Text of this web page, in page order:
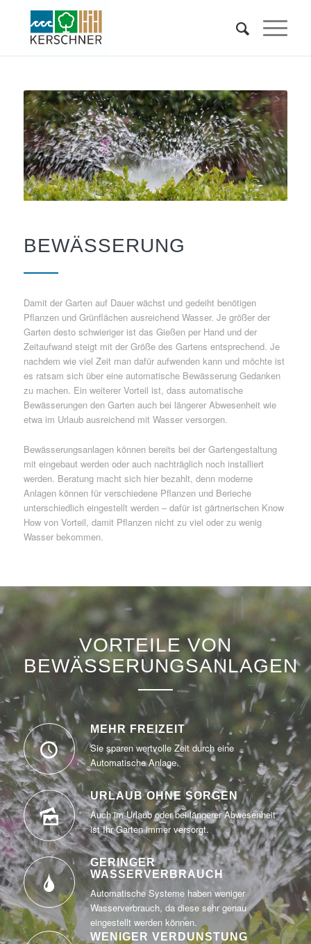
BEWÄSSERUNG
Damit der Garten auf Dauer wächst und gedeiht benötigen
Pflanzen und Grünflächen ausreichend Wasser. Je größer der
Garten desto schwieriger ist das Gießen per Hand und der
Zeitaufwand steigt mit der Größe des Gartens entsprechend. Je
nachdem wie viel Zeit man dafür aufwenden kann und möchte ist
es ratsam sich über eine automatische Bewässerung Gedanken
zu machen. Ein weiterer Vorteil ist, dass automatische
Bewässerungen den Garten auch bei längerer Abwesenheit wie
etwa im Urlaub ausreichend mit Wasser versorgen.
Bewässerungsanlagen können bereits bei der Gartengestaltung
mit eingebaut werden oder auch nachträglich noch installiert
werden. Beratung macht sich hier bezahlt, denn moderne
Anlagen können für verschiedene Pflanzen und Berieche
unterschiedlich eingestellt werden – dafür ist gärtnerischen Know
How von Vorteil, damit Pflanzen nicht zu viel oder zu wenig
Wasser bekommen.
VORTEILE VON
BEWÄSSERUNGSANLAGEN
MEHR FREIZEIT
Sie sparen wertvolle Zeit durch eine
Automatische Anlage.
URLAUB OHNE SORGEN
Auch im Urlaub oder bei längerer Abwesenheit
ist Ihr Garten immer versorgt.
GERINGER
WASSERVERBRAUCH
Automatische Systeme haben weniger
Wasserverbrauch, da diese sehr genau
eingestellt werden können.
WENIGER VERDUNSTUNG